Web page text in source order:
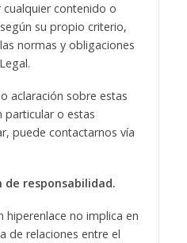
contenido o
su propio criterio,
normas y obligaciones
aclaración sobre estas
particular o estas
puede contactarnos vía
de responsabilidad.
hiperenlace no implica en
de relaciones entre el